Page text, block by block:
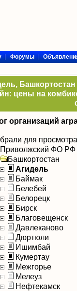
|Форумы|
цены на
организаций
для
Приволжский ФО РФ
Башкортостан
Агидель
Баймак
Белебей
Белорецк
Бирск
Благовещенск
Давлеканово
Дюртюли
Ишимбай
Кумертау
Межгорье
Мелеуз
Нефтекамск